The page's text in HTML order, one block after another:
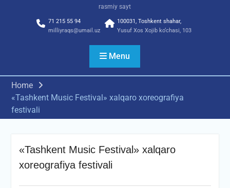
rasmiy sayt
71 215 55 94
milliyraqs@umail.uz
100031, Toshkent shahar,
Yusuf Xos Xojib ko‘chasi, 103
Menu
Home
«Tashkent Music Festival» xalqaro xoreografiya
festivali
«Tashkent Music Festival» xalqaro
xoreografiya festivali